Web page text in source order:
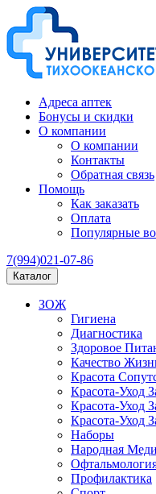
Адреса аптек
Бонусы и скидки
О компании
О компании
Контакты
Обратная связь
Помощь
Как заказать
Оплата
Популярные
7(994)021-07-86
Каталог
ЗОЖ
Гигиена
Диагностика
Здоровое
Качество
Красота
Красота-Уход
Красота-Уход
Красота-Уход
Наборы
Народная
Профилактика